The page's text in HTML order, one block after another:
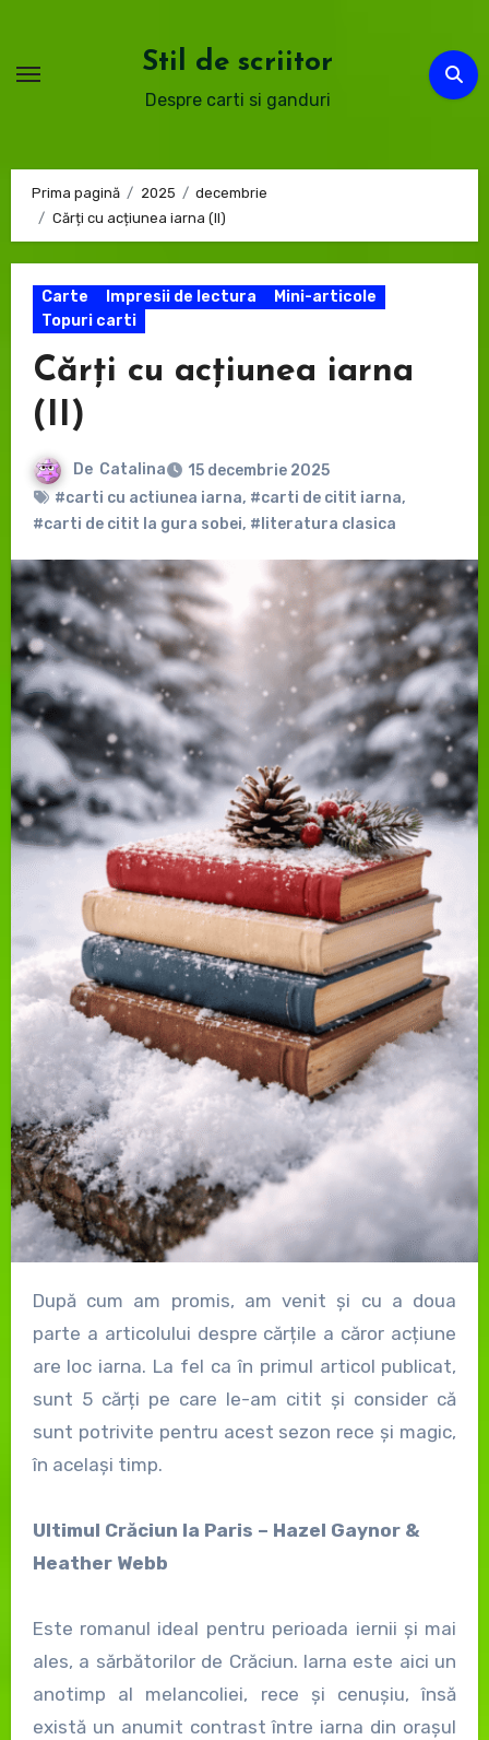
conținut
Stil de scriitor
Despre carti si ganduri
Prima pagină 2025
decembrie
Cărți cu acțiunea iarna (II)
Carte Impresii de lectura
Mini-articole
Topuri carti
Cărți cu acțiunea iarna
(II)
De Catalina
15 decembrie 2025
#carti cu actiunea iarna, #carti de citit iarna,
#carti de citit la gura sobei, #literatura clasica
După cum am promis, am venit și cu a doua
parte a articolului despre cărțile a căror acțiune
are loc iarna. La fel ca în primul articol publicat,
sunt 5 cărți pe care le-am citit și consider că
sunt potrivite pentru acest sezon rece și magic,
în același timp.
Ultimul Crăciun la Paris – Hazel Gaynor &
Heather Webb
Este romanul ideal pentru perioada iernii și mai
ales, a sărbătorilor de Crăciun. Iarna este aici un
anotimp al melancoliei, rece și cenușiu, însă
există un anumit contrast între iarna din orașul